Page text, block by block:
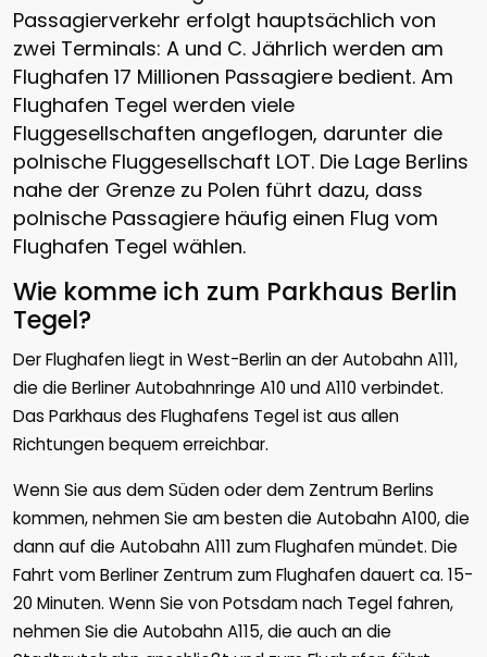
Passagierverkehr erfolgt hauptsächlich von
zwei Terminals: A und C. Jährlich werden am
Flughafen 17 Millionen Passagiere bedient. Am
Flughafen Tegel werden viele
Fluggesellschaften angeflogen, darunter die
polnische Fluggesellschaft LOT. Die Lage Berlins
nahe der Grenze zu Polen führt dazu, dass
polnische Passagiere häufig einen Flug vom
Flughafen Tegel wählen.
Wie komme ich zum Parkhaus Berlin
Tegel?
Der Flughafen liegt in West-Berlin an der Autobahn A111,
die die Berliner Autobahnringe A10 und A110 verbindet.
Das Parkhaus des Flughafens Tegel ist aus allen
Richtungen bequem erreichbar.
Wenn Sie aus dem Süden oder dem Zentrum Berlins
kommen, nehmen Sie am besten die Autobahn A100, die
dann auf die Autobahn A111 zum Flughafen mündet. Die
Fahrt vom Berliner Zentrum zum Flughafen dauert ca. 15-
20 Minuten. Wenn Sie von Potsdam nach Tegel fahren,
nehmen Sie die Autobahn A115, die auch an die